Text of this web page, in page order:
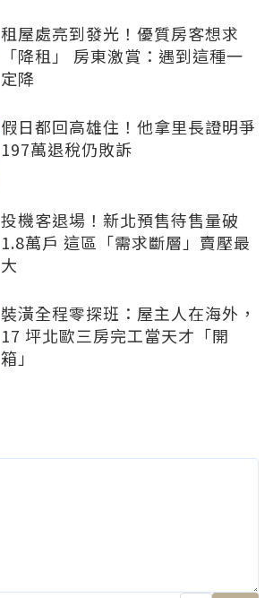
租屋處亮到發光！優質房客想求
「降租」 房東激賞：遇到這種一
定降
假日都回高雄住！他拿里長證明爭
197萬退稅仍敗訴
投機客退場！新北預售待售量破
1.8萬戶 這區「需求斷層」賣壓最
大
裝潢全程零探班：屋主人在海外，
17 坪北歐三房完工當天才「開
箱」